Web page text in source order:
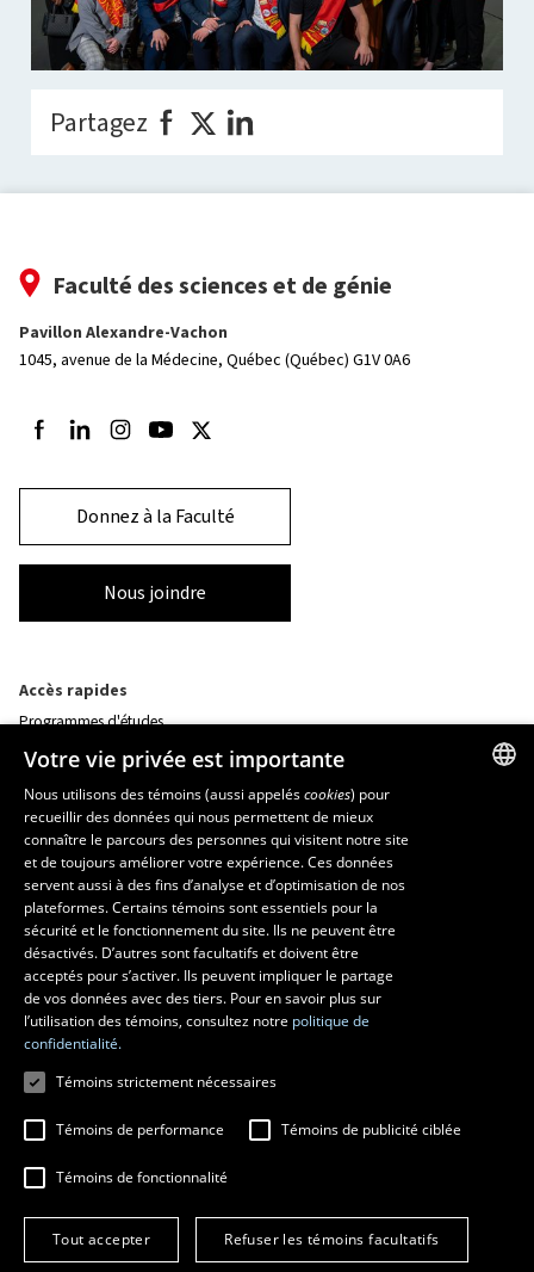
Partagez
Faculté des sciences et de génie
Pavillon Alexandre-Vachon
1045, avenue de la Médecine, Québec (Québec) G1V 0A6
Suivez-nous sur Facebook
Suivez-nous sur LinkedIn
Suivez-nous sur Instagram
Suivez-nous sur Youtube
Suivez-nous sur Twitter
Donnez à la Faculté
Nous joindre
Accès rapides
Programmes d'études
Nos départements et école
Foire aux questions
Ressources
monPortail
MESURES D'URGENCE
Composer le418 656-5555
© 2026 Université Laval
Tous droits réservés
Conditions générales d'utilisation
Fraude en ligne
Votre vie privée est importante
Nous utilisons des témoins (aussi appeléscookies) pour
recueillir des données qui nous permettent de mieux
connaître le parcours des personnes qui visitent notre site
et de toujours améliorer votre expérience. Ces données
servent aussi à des fins d’analyse et d’optimisation de nos
plateformes. Certains témoins sont essentiels pour la
sécurité et le fonctionnement du site. Ils ne peuvent être
désactivés. D’autres sont facultatifs et doivent être
acceptés pour s’activer. Ils peuvent impliquer le partage
de vos données avec des tiers. Pour en savoir plus sur
l’utilisation des témoins, consultez notre politique de
confidentialité.
Témoins strictement nécessaires
Témoins de performance Témoins de publicité ciblée
Témoins de fonctionnalité
Tout accepter Refuser les témoins facultatifs